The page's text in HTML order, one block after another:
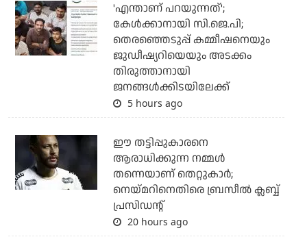
'എന്താണ് പറയുന്നത്';
കേള്‍ക്കാനായി സി.ജെ.പി;
തെരഞ്ഞെടുപ്പ് കമ്മീഷനെയും
ജുഡീഷ്യറിയെയും അടക്കം
തിരുത്താനായി
ജനങ്ങള്‍ക്കിടയിലേക്ക്
5 hours ago
ഈ തട്ടിപ്പുകാരനെ
ആരാധിക്കുന്ന നമ്മള്‍
തന്നെയാണ് തെറ്റുകാര്‍;
നെയ്മറിനെതിരെ ബ്രസീല്‍ ക്ലബ്ബ്
പ്രസിഡന്റ്
20 hours ago